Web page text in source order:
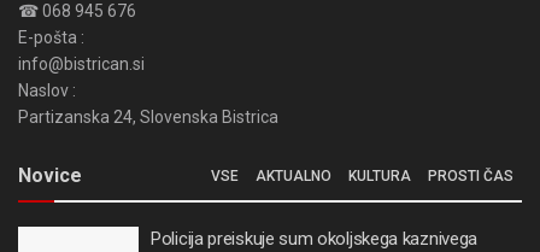
☎ 068 945 676
E-pošta :
info@bistrican.si
Naslov :
Partizanska 24, Slovenska Bistrica
Novice VSE AKTUALNO KULTURA PROSTI ČAS
Policija preiskuje sum okoljskega kaznivega